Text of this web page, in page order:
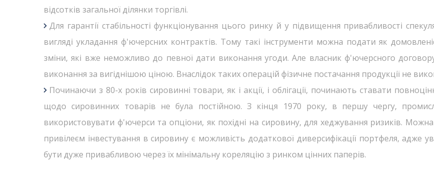
відсотків загальної ділянки торгівлі.
Для гарантії стабільності функціонування цього ринку й у підвищення привабливості
вигляді укладання ф'ючерсних контрактів. Тому такі інструменти можна подати як
зміни, які вже неможливо до певної дати виконання угоди. Але власник ф'ючерсного
виконання за вигіднішою ціною. Внаслідок таких операцій фізичне постачання продукції не
Починаючи з 80-х років сировинні товари, як і акції, і облігації, починають ставати
щодо сировинних товарів не була постійною. З кінця 1970 року, в першу чергу,
використовувати ф'ючерси та опціони, як похідні на сировину, для хеджування ризиків.
привілеєм інвестування в сировину є можливість додаткової диверсифікації портфеля,
бути дуже привабливою через їх мінімальну кореляцію з ринком цінних паперів.